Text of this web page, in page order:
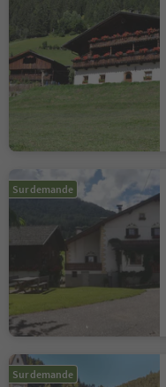
Sur demande
Sur demande